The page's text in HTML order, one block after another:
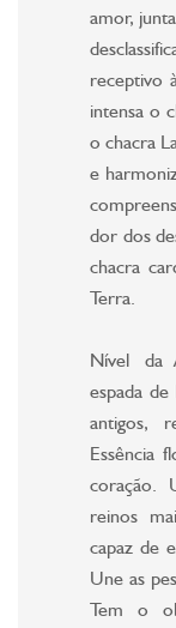
amor,
receptivo
intensa o
o chacra
e
dor dos
chacra
Terra.
Nível da
espada
antigos,
Essência
coração.
reinos
capaz de
Une as
Tem o